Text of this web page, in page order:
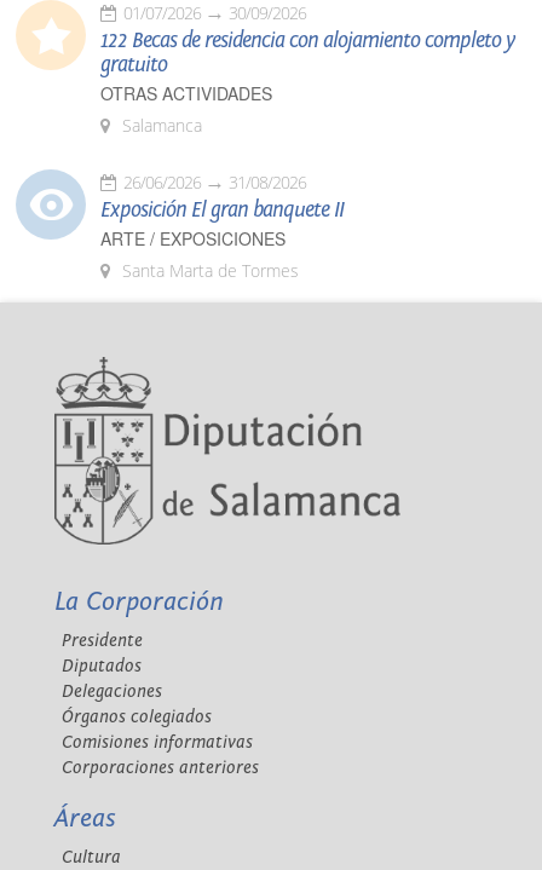
01/07/2026 30/09/2026
122 Becas de residencia con alojamiento completo y
gratuito
OTRAS ACTIVIDADES
Salamanca
26/06/2026 31/08/2026
Exposición El gran banquete II
ARTE / EXPOSICIONES
Santa Marta de Tormes
La Corporación
Presidente
Diputados
Delegaciones
Órganos colegiados
Comisiones informativas
Corporaciones anteriores
Áreas
Cultura